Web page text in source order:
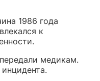
1986 года
к
медикам.